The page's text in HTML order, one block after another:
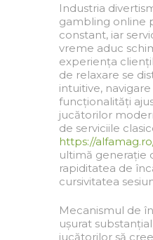
Industria
gambling online
constant, iar
vreme aduc
experiența
de relaxare se
intuitive, navigare
funcționalități
jucătorilor
de serviciile
https://
ultimă generație
rapiditatea de
cursivitatea
Mecanismul de
ușurat
jucătorilor să